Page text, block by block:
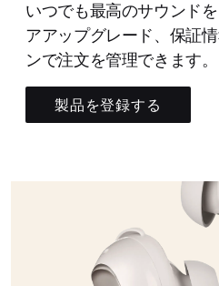
いつでも最高のサウンド
アアップグレード、保証
ンで注文を管理できます。
製品を登録する